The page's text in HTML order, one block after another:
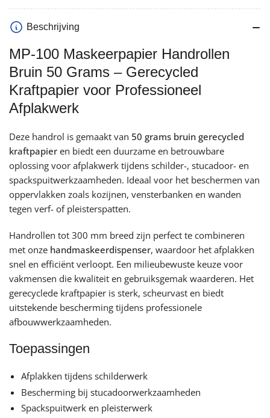
Beschrijving
MP-100 Maskeerpapier Handrollen
Bruin 50 Grams – Gerecycled
Kraftpapier voor Professioneel
Afplakwerk
Deze handrol is gemaakt van 50 grams bruin gerecycled
kraftpapier en biedt een duurzame en betrouwbare
oplossing voor afplakwerk tijdens schilder-, stucadoor- en
spackspuitwerkzaamheden. Ideaal voor het beschermen van
oppervlakken zoals kozijnen, vensterbanken en wanden
tegen verf- of pleisterspatten.
Handrollen tot 300 mm breed zijn perfect te combineren
met onze handmaskeerdispenser, waardoor het afplakken
snel en efficiënt verloopt. Een milieubewuste keuze voor
vakmensen die kwaliteit en gebruiksgemak waarderen. Het
gerecyclede kraftpapier is sterk, scheurvast en biedt
uitstekende bescherming tijdens professionele
afbouwwerkzaamheden.
Toepassingen
Afplakken tijdens schilderwerk
Bescherming bij stucadoorwerkzaamheden
Spackspuitwerk en pleisterwerk